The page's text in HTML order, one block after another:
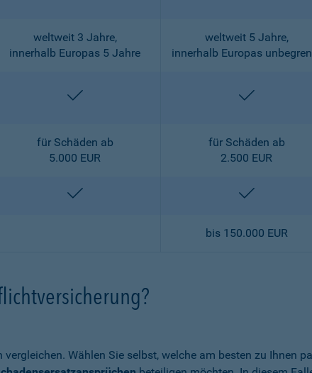
weltweit 3 Jahre,
innerhalb Europas 5 Jahre
weltweit 5 Jahre,
innerhalb Europas
enthalten enthalten
für Schäden ab
5.000 EUR
für Schäden ab
2.500 EUR
enthalten enthalten
bis 150.000 EUR
Wählen Sie selbst, welche am besten zu Ihnen